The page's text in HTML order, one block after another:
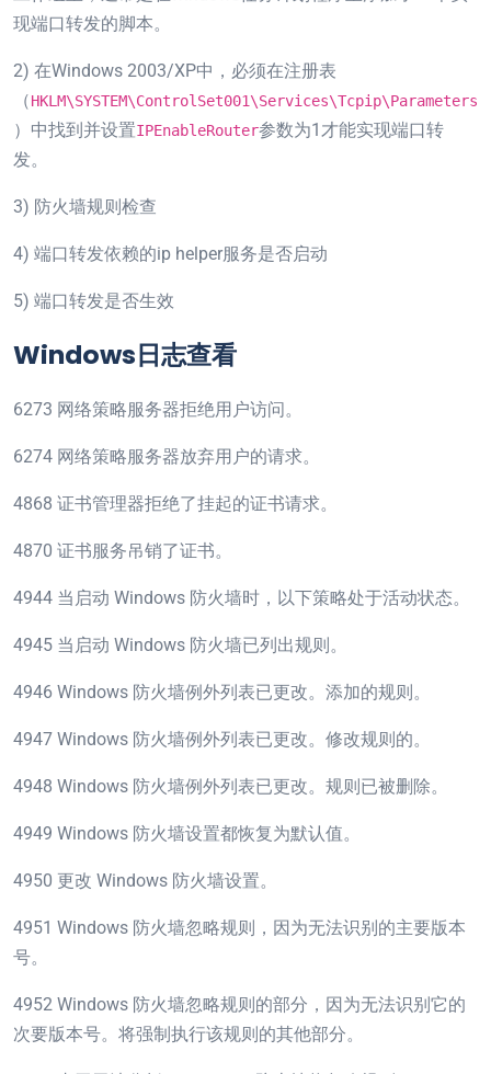
现端口转发的脚本。
2) 在Windows 2003/XP中，必须在注册表
（HKLM\SYSTEM\ControlSet001\Services\Tcpip\Parameters
）中找到并设置IPEnableRouter参数为1才能实现端口转
发。
3) 防火墙规则检查
4) 端口转发依赖的ip helper服务是否启动
5) 端口转发是否生效
Windows日志查看
6273 网络策略服务器拒绝用户访问。
6274 网络策略服务器放弃用户的请求。
4868 证书管理器拒绝了挂起的证书请求。
4870 证书服务吊销了证书。
4944 当启动 Windows 防火墙时，以下策略处于活动状态。
4945 当启动 Windows 防火墙已列出规则。
4946 Windows 防火墙例外列表已更改。添加的规则。
4947 Windows 防火墙例外列表已更改。修改规则的。
4948 Windows 防火墙例外列表已更改。规则已被删除。
4949 Windows 防火墙设置都恢复为默认值。
4950 更改 Windows 防火墙设置。
4951 Windows 防火墙忽略规则，因为无法识别的主要版本
号。
4952 Windows 防火墙忽略规则的部分，因为无法识别它的
次要版本号。将强制执行该规则的其他部分。